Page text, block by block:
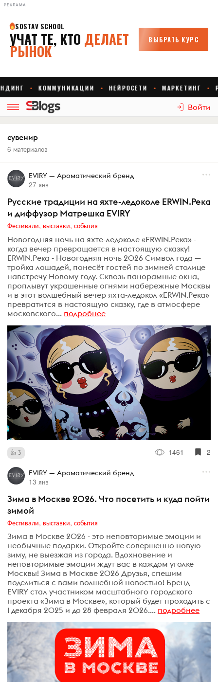
РЕКЛАМА
Войти
сувенир
6 материалов
EVIRY — Ароматический бренд
27 янв
Русские традиции на яхте-ледоколе ERWIN.Река
и диффузор Матрешка EVIRY
Фестивали, выставки, события
Новогодняя ночь на яхте-ледоколе «ERWIN.Река» -
когда вечер превращается в настоящую сказку!
ERWIN.Река - Новогодняя ночь 2026 Символ года —
тройка лошадей, понесёт гостей по зимней столице
навстречу Новому году. Сквозь панорамные окна,
проплывут украшенные огнями набережные Москвы
и в этот волшебный вечер яхта-ледокол «ERWIN.Река»
превратится в настоящую сказку, где в атмосфере
московского... подробнее
3 1461 2
EVIRY — Ароматический бренд
13 янв
Зима в Москве 2026. Что посетить и куда пойти
зимой
Фестивали, выставки, события
Зима в Москве 2026 - это неповторимые эмоции и
необычные подарки. Откройте совершенно новую
зиму, не выезжая из города. Вдохновение и
неповторимые эмоции ждут вас в каждом уголке
Москвы! Зима в Москве 2026 Друзья, спешим
поделиться с вами волшебной новостью! Бренд
EVIRY стал участником масштабного городского
проекта «Зима в Москве», который будет проходить с
1 декабря 2025 и до 28 февраля 2026.... подробнее